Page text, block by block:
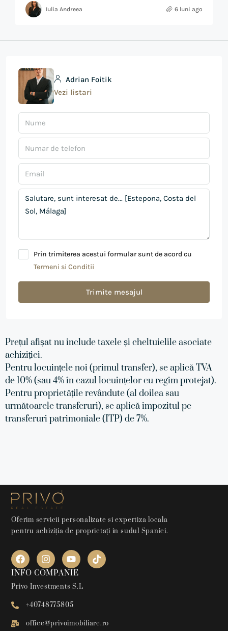
Iulia Andreea 6 luni ago
Adrian Foitik
Vezi listari
Prin trimiterea acestui formular sunt de acord cu
Termeni si Conditii
Trimite mesajul
Prețul afișat nu include taxele și cheltuielile asociate
achiziției.
Pentru locuințele noi (primul transfer), se aplică TVA
de 10% (sau 4% în cazul locuințelor cu regim protejat).
Pentru proprietățile revândute (al doilea sau
următoarele transferuri), se aplică impozitul pe
transferuri patrimoniale (ITP) de 7%.
Oferim servicii personalizate si expertiza locala
pentru achiziția de proprietați in sudul Spaniei.
INFO COMPANIE
Privo Investments S.L
+40748775805
office@privoimobiliare.ro